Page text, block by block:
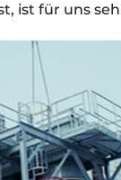
ist für uns